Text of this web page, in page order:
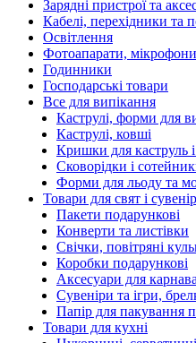
Зарядні пристрої та
Кабелі, перехідники та
Освітлення
Фотоапарати,
Годинники
Господарські товари
Все для випікання
Каструлі, форми для
Каструлі, ковші
Кришки для каструль і
Сковорідки і
Форми для льоду та
Товари для свят і
Пакети подарункові
Конверти та листівки
Свічки, повітряні
Коробки подарункові
Аксесуари для
Сувеніри та ігри,
Папір для пакування
Товари для кухні